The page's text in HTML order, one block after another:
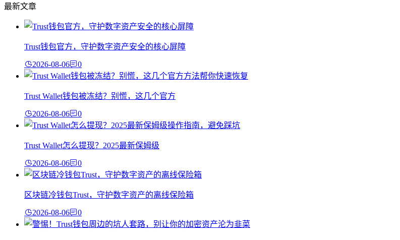
最新文章
Trust钱包官方，守护数字资产安全的核心屏障
2026-08-06 0
Trust Wallet钱包被冻结？别慌，这几个官方
2026-08-06 0
Trust Wallet怎么提现？2025最新保姆级
2026-08-06 0
区块链冷钱包Trust，守护数字资产的离线保险箱
2026-08-06 0